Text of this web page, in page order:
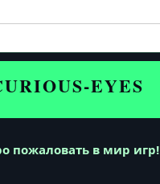
EYES
пожаловать в мир игр!